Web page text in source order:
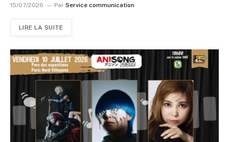
15/07/2026 Par Service communication
LIRE LA SUITE